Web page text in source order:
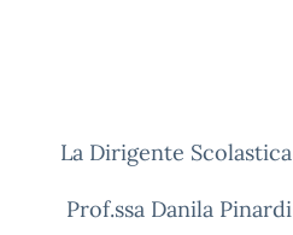
La Dirigente Scolastica
Prof.ssa Danila Pinardi